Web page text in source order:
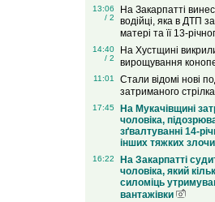
13:06
/ 2
На Закарпатті
водійці, яка в ДТП
матері та її 13-
14:40
/ 2
На Хустщині
вирощування
11:01
Стали відомі нові
затриманого
17:45
На Мукачівщині
чоловіка,
зґвалтуванні 14-
інших тяжких
16:22
На Закарпатті
чоловіка, який
силоміць
вантажівки